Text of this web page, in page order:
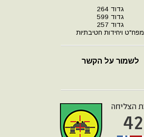
גדוד 264
גדוד 599
גדוד 257
מפח"ט ויחידות חטיבתיות
לשמור על הקשר